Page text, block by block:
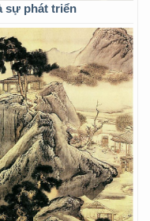
sự phát triển